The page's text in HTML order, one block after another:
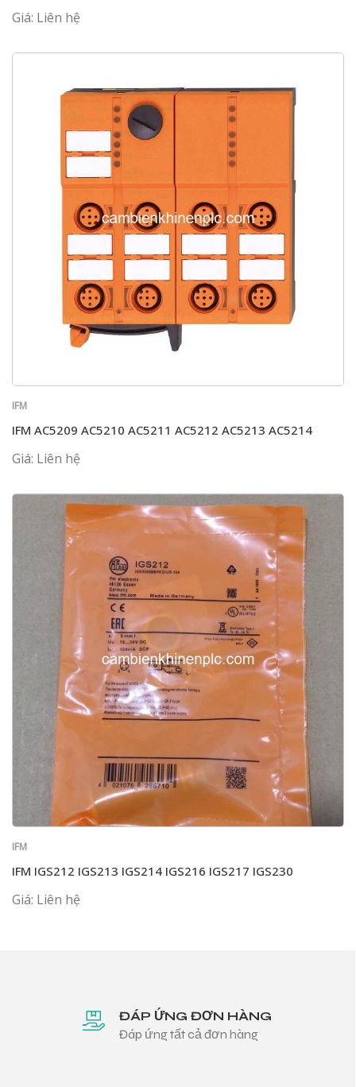
Giá: Liên hệ
IFM
IFM AC5209 AC5210 AC5211 AC5212 AC5213 AC5214
Giá: Liên hệ
IFM
IFM IGS212 IGS213 IGS214 IGS216 IGS217 IGS230
Giá: Liên hệ
ĐÁP ỨNG ĐƠN HÀNG
Đáp ứng tất cả đơn hàng